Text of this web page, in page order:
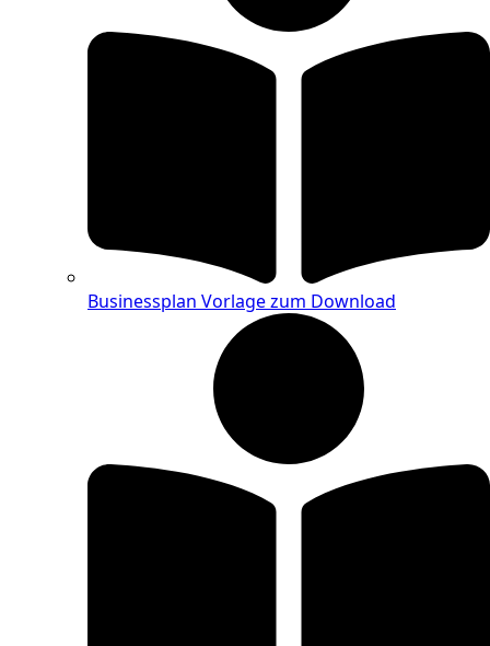
Businessplan Vorlage zum Download